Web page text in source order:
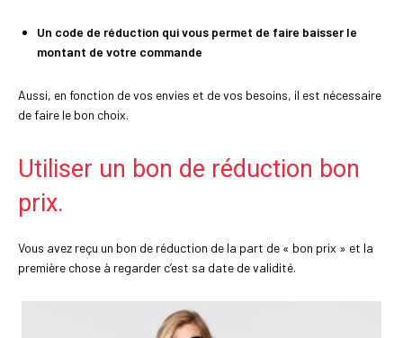
Un code de réduction qui vous permet de faire baisser le
montant de votre commande
Aussi, en fonction de vos envies et de vos besoins, il est nécessaire
de faire le bon choix.
Utiliser un bon de réduction bon
prix.
Vous avez reçu un bon de réduction de la part de « bon prix » et la
première chose à regarder c’est sa date de validité.